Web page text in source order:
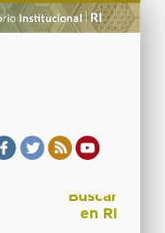
Buscar
en RI